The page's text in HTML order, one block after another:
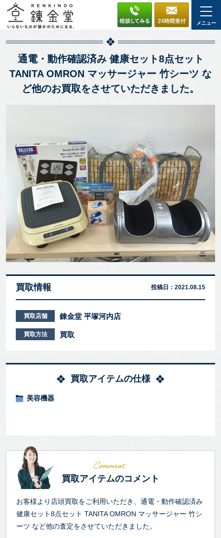
メニュー
通電・動作確認済み 健康セット8点セット
TANITA OMRON マッサージャー 竹シーツ な
ど他のお買取をさせていただきました。
買取情報 投稿日： 2021.08.15
買取店舗 錬金堂 平塚河内店
買取方法 買取
買取アイテムの仕様
美容機器
買取アイテムのコメント
お客様より店頭買取をご利用いただき、通電・動作確認済み
健康セット8点セット TANITA OMRON マッサージャー 竹シ
ーツ など他の査定をさせていただきました。